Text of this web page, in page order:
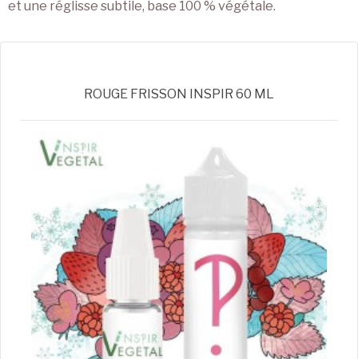
et une réglisse subtile, base 100 % végétale.
ROUGE FRISSON INSPIR 60 ML